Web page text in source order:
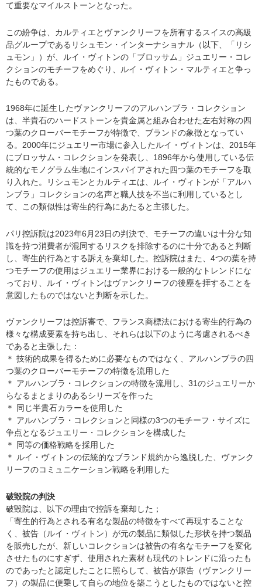
て重要なマイルストーンとなった。
この紛争は、カルティエとヴァンクリーフを所有するスイスの高級
品グループであるリシュモン・インターナショナル（以下、「リシ
ュモン」）が、ルイ・ヴィトンの「ブロッサム」ジュエリー・コレ
クションのモチーフをめぐり、ルイ・ヴィトン・マルティエと争っ
たものである。
1968年に誕生したヴァンクリーフのアルハンブラ・コレクション
は、半貴石のハードストーンを貴金属と組み合わせた左右対称の四
つ葉のクローバーモチーフが特徴で、ブランドの象徴となってい
る。2000年にジュエリー市場に参入したルイ・ヴィトンは、2015年
にブロッサム・コレクションを発表し、1896年から使用している伝
統的なモノグラム生地にインスパイアされた四つ葉のモチーフを取
り入れた。リシュモンとカルティエは、ルイ・ヴィトンが「アルハ
ンブラ」コレクションの名声と職人技を不当に利用しているとし
て、この類似性は寄生的行為にあたると主張した。
パリ控訴院は2023年6月23日の判決で、モチーフの違いは十分な知
識を持つ消費者が混同するリスクを排除するのに十分であると判断
し、寄生的行為とする訴えを棄却した。控訴院はまた、4つの葉を持
つモチーフの使用はジュエリー業界における一般的なトレンドにな
っており、ルイ・ヴィトンはヴァンクリーフの後塵を拝することを
意図したものではないと判断を示した。
ヴァンクリーフは控訴審で、フランス商標法における寄生的行為の
様々な構成要素を持ち出し、それらは以下のように考慮されるべき
であると主張した：
＊ 技術的成果を得るために必要なものではなく、アルハンブラの四
つ葉のクローバーモチーフの特徴を流用した
＊ アルハンブラ・コレクションの特徴を流用し、31のジュエリーか
らなるまとまりのあるシリーズを作った
＊ 同じ半貴石カラーを使用した
＊ アルハンブラ・コレクションと同様の3つのモチーフ・サイズに
争点となるジュエリー・コレクションを構成した
＊ 同等の価格戦略を採用した
＊ ルイ・ヴィトンの伝統的なブランド規約から逸脱した、ヴァンク
リーフのコミュニケーション戦略を利用した
破毀院の判決
破毀院は、以下の理由で控訴を棄却した；
「寄生的行為とされる有名な製品の特徴をすべて再現することな
く、被告（ルイ・ヴィトン）が元の製品に類似した形状を持つ製品
を販売したが、新しいコレクションは被告の有名なモチーフを変化
させたものにすぎず、使用された素材も現代のトレンドに沿ったも
のであったと認定したことに照らして、被告が原告（ヴァンクリー
フ）の製品に便乗して自らの地位を築こうとしたものではないと控